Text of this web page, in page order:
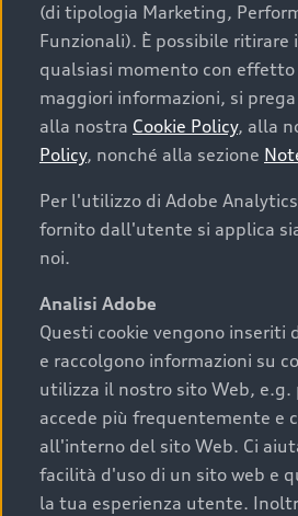
Cosa sapere
acquistare la tua
auto
I requisiti fondamentali da
acquistare un’auto usata, oltre al
chilometraggio: un valore
uno stato migliore del veicolo
durata nel tempo;
cronologia dei tagliandi: una
completa della vettura
costante e accurata;
(di tipologia Marketing,
Funzionali). È possibile ritirare
qualsiasi momento con
maggiori informazioni, si
alla nostra Cookie Policy, alla
Policy, nonché alla sezione
Per l'utilizzo di Adobe
fornito dall'utente si applica
noi.
Analisi Adobe
Questi cookie vengono inseriti
e raccolgono informazioni su
utilizza il nostro sito Web, e.g.
accede più frequentemente e
all'interno del sito Web. Ci
facilità d'uso di un sito web e
la tua esperienza utente.